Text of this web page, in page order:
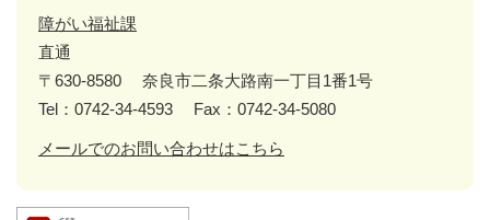
障がい福祉課
直通
〒630-8580
奈良市二条大路南一丁目1番1号
Tel：0742-34-4593
Fax：0742-34-5080
メールでのお問い合わせはこちら